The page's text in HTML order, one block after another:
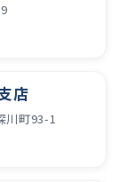
店
川町93-1